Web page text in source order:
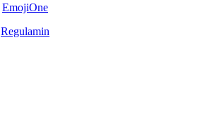
EmojiOne
Regulamin